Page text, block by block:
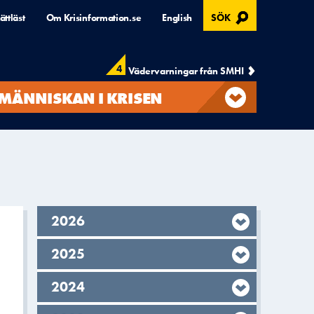
Om Krisinformation.se English SÖK , ÖPPNAS I MODAL
4 Vädervarningar från SMHI
I KRISEN
År,
2026
År,
2025
År,
2024